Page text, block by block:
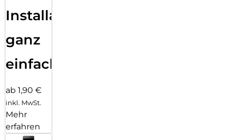
Installation
ganz
einfach
ab 1,90 €
inkl. MwSt.
Mehr
erfahren